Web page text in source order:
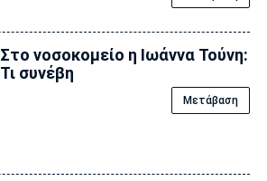
Στο νοσοκομείο η Ιωάννα Τούνη:
Τι συνέβη
Μετάβαση